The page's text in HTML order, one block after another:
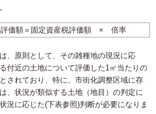
評価額＝固定資産税評価額 × 倍率
、原則として、その雑種地の現況に応
付近の土地について評価した1㎡当たりの
されており、特に、市街化調整区域に存
、状況が類似する土地（地目）の判定に
況に応じた(下表参照)判断が必要になりま